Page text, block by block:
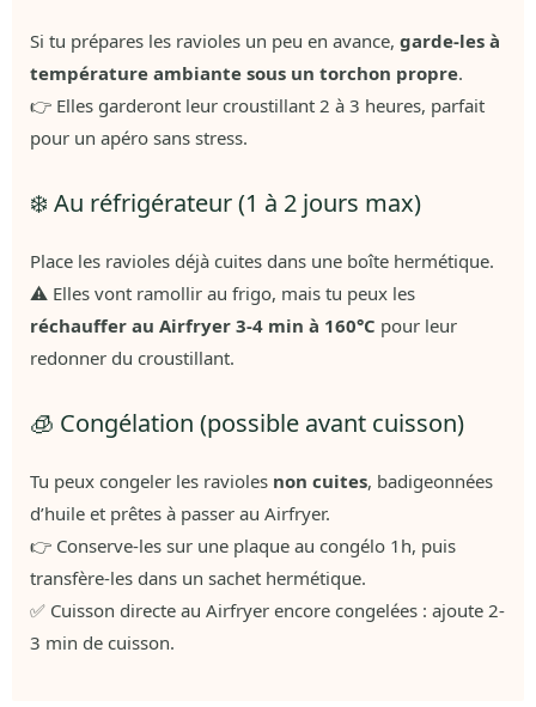
Si tu prépares les ravioles un peu en avance, garde-les à
température ambiante sous un torchon propre.
👉 Elles garderont leur croustillant 2 à 3 heures, parfait
pour un apéro sans stress.
❄️ Au réfrigérateur (1 à 2 jours max)
Place les ravioles déjà cuites dans une boîte hermétique.
⚠️ Elles vont ramollir au frigo, mais tu peux les
réchauffer au Airfryer 3-4 min à 160°C pour leur
redonner du croustillant.
🧊 Congélation (possible avant cuisson)
Tu peux congeler les ravioles non cuites, badigeonnées
d’huile et prêtes à passer au Airfryer.
👉 Conserve-les sur une plaque au congélo 1h, puis
transfère-les dans un sachet hermétique.
✅ Cuisson directe au Airfryer encore congelées : ajoute 2-
3 min de cuisson.